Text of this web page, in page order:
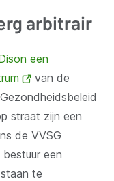
arbitrair
een
(opent
nieuw
venster)
van de
straat zijn een
de VVSG
een
te